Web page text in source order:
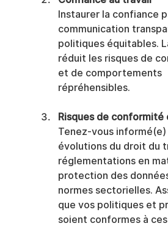
Instaurer la confiance
communication
politiques équitables.
réduit les risques de
et de comportements
répréhensibles.
Risques de conformité
Tenez-vous informé(e)
évolutions du droit du
réglementations en
protection des
normes sectorielles.
que vos politiques et
soient conformes à